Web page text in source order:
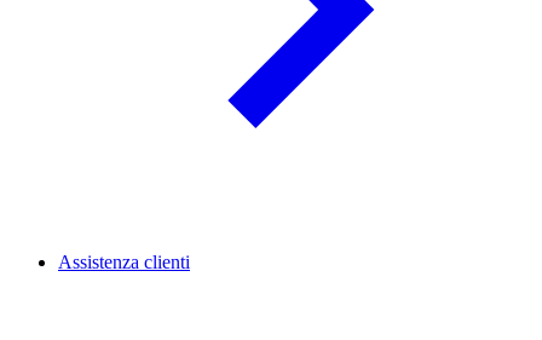
Assistenza clienti